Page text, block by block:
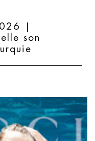
|
son